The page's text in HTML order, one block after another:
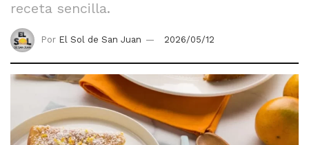
receta sencilla.
Por El Sol de San Juan 2026/05/12